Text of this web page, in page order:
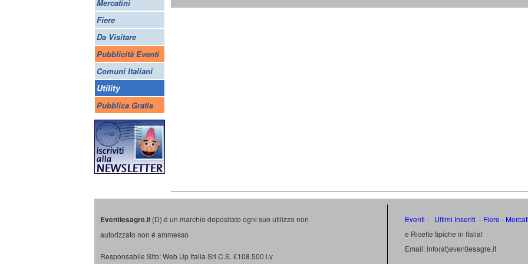
Mercatini
Fiere
Da Visitare
Pubblicità Eventi
Comuni Italiani
Utility
Pubblica Gratis
Eventiesagre.it (D) é un marchio depositato ogni suo utilizzo non
autorizzato non é ammesso
Responsabile Sito: Web Up Italia Srl C.S. €108.500 i.v
Eventi - Ultimi Inseriti - Fiere -
e Ricette tipiche in Italia!
Email: info(at)eventiesagre.it